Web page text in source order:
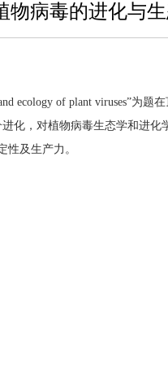
物病毒的进化与
ecology of plant viruses”为题
化，对植物病毒生态学和进
及生产力。